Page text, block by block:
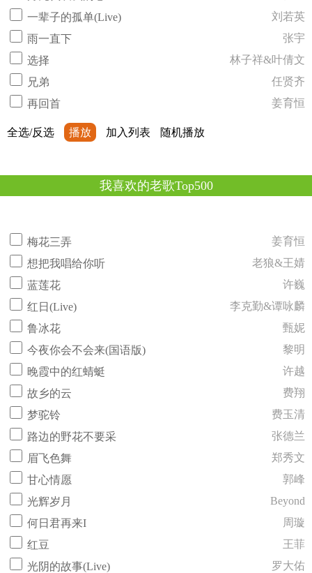
一辈子的孤单(Live)
刘若英
雨一直下
张宇
选择
林子祥&叶倩文
兄弟
任贤齐
再回首
姜育恒
全选/反选 播放 加入列表 随机播放
我喜欢的老歌Top500
梅花三弄
姜育恒
想把我唱给你听
老狼&王婧
蓝莲花
许巍
红日(Live)
李克勤&谭咏麟
鲁冰花
甄妮
今夜你会不会来(国语版)
黎明
晚霞中的红蜻蜓
许越
故乡的云
费翔
梦驼铃
费玉清
路边的野花不要采
张德兰
眉飞色舞
郑秀文
甘心情愿
郭峰
光辉岁月
Beyond
何日君再来I
周璇
红豆
王菲
光阴的故事(Live)
罗大佑